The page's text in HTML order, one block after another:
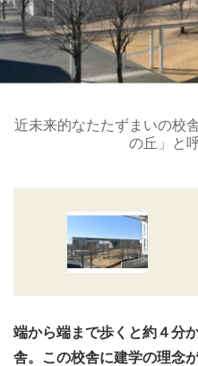
近未来的なたたずまいの校
の丘」と
端から端まで歩くと約４分
舎。この校舎に建学の理念